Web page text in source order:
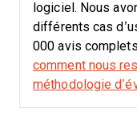
logiciel. Nous
différents cas
000 avis
comment nous
méthodologie